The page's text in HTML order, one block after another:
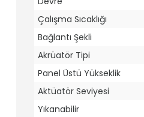
Çalışma Sıcaklığı
Bağlantı Şekli
Akrüatör Tipi
Panel Üstü Yükseklik
Aktüatör Seviyesi
Yıkanabilir